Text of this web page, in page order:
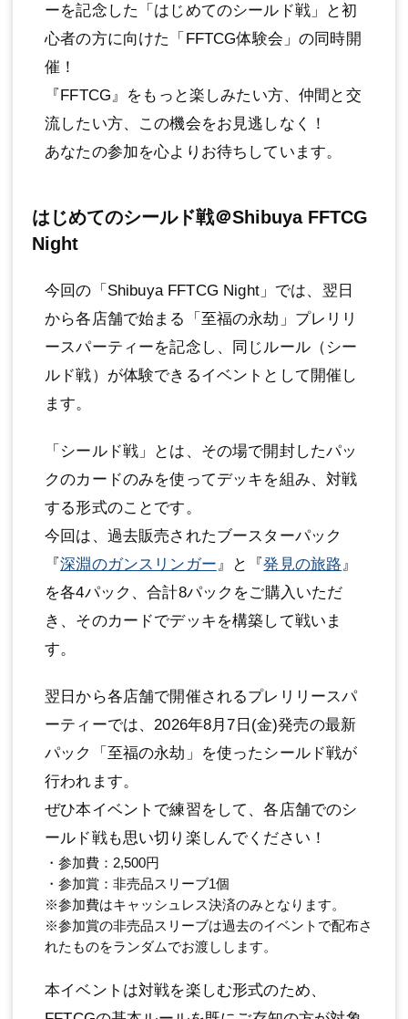
ーを記念した「はじめてのシールド戦」と初
心者の方に向けた「FFTCG体験会」の同時開
催！
『FFTCG』をもっと楽しみたい方、仲間と交
流したい方、この機会をお見逃しなく！
あなたの参加を心よりお待ちしています。
はじめてのシールド戦＠Shibuya FFTCG
Night
今回の「Shibuya FFTCG Night」では、翌日
から各店舗で始まる「至福の永劫」プレリリ
ースパーティーを記念し、同じルール（シー
ルド戦）が体験できるイベントとして開催し
ます。
「シールド戦」とは、その場で開封したパッ
クのカードのみを使ってデッキを組み、対戦
する形式のことです。
今回は、過去販売されたブースターパック
『深淵のガンスリンガー』と『発見の旅路』
を各4パック、合計8パックをご購入いただ
き、そのカードでデッキを構築して戦いま
す。
翌日から各店舗で開催されるプレリリースパ
ーティーでは、2026年8月7日(金)発売の最新
パック「至福の永劫」を使ったシールド戦が
行われます。
ぜひ本イベントで練習をして、各店舗でのシ
ールド戦も思い切り楽しんでください！
・参加費：2,500円
・参加賞：非売品スリーブ1個
※参加費はキャッシュレス決済のみとなります。
※参加賞の非売品スリーブは過去のイベントで配布さ
れたものをランダムでお渡しします。
本イベントは対戦を楽しむ形式のため、